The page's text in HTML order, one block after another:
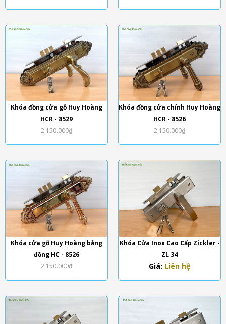
Khóa đồng cửa gỗ Huy Hoàng
HCR - 8529
2.150.000₫
Khóa đồng cửa chính Huy Hoàng
HCR - 8526
2.150.000₫
Khóa cửa gỗ Huy Hoàng bằng
đồng HC - 8526
2.150.000₫
Khóa Cửa Inox Cao Cấp Zickler -
ZL 34
Giá: Liên hệ